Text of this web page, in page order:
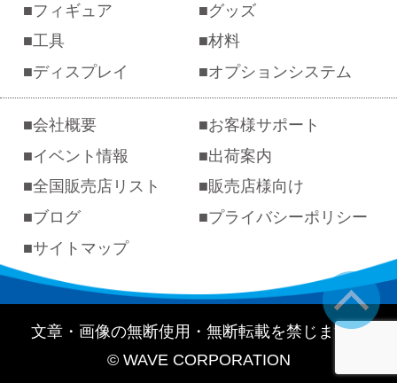
フィギュア
グッズ
工具
材料
ディスプレイ
オプションシステム
会社概要
お客様サポート
イベント情報
出荷案内
全国販売店リスト
販売店様向け
ブログ
プライバシーポリシー
サイトマップ
文章・画像の無断使用・無断転載を禁じます。
© WAVE CORPORATION